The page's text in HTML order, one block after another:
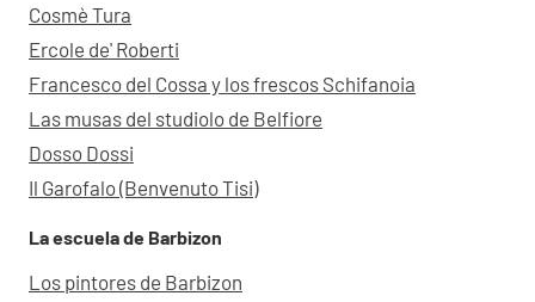
Cosmè Tura
Ercole de' Roberti
Francesco del Cossa y los frescos Schifanoia
Las musas del studiolo de Belfiore
Dosso Dossi
Il Garofalo (Benvenuto Tisi)
La escuela de Barbizon
Los pintores de Barbizon